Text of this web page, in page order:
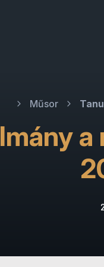
Műsor